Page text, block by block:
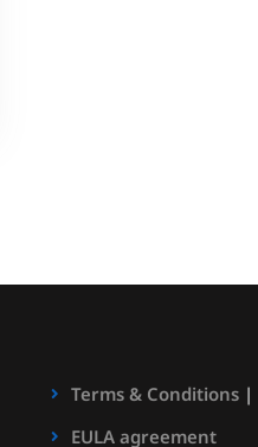
Terms & Conditions|
EULA agreement